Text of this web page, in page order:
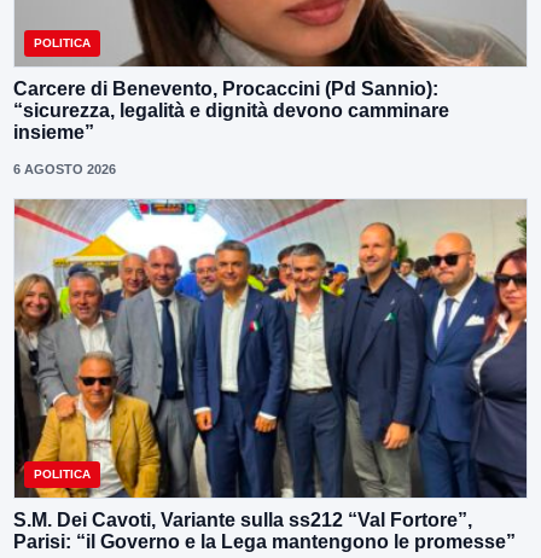
POLITICA
Carcere di Benevento, Procaccini (Pd Sannio):
“sicurezza, legalità e dignità devono camminare
insieme”
6 AGOSTO 2026
POLITICA
S.M. Dei Cavoti, Variante sulla ss212 “Val Fortore”,
Parisi: “il Governo e la Lega mantengono le promesse”